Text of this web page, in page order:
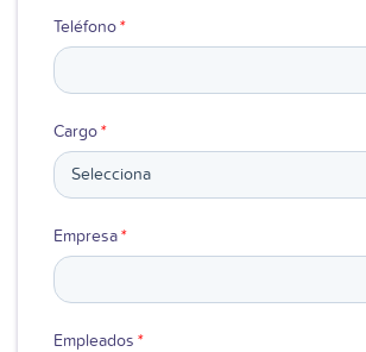
Teléfono*
Cargo*
Empresa*
Empleados *